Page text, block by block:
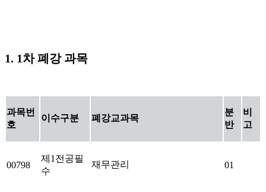
1. 1차 폐강 과목
과목번
호
이수구분 폐강교과목
분
반
비
고
00798
제1전공필
수
재무관리 01